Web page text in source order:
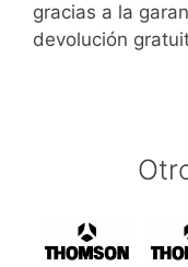
gracias a la
devolución